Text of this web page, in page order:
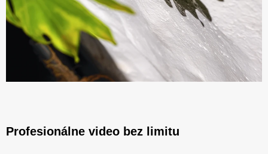
Profesionálne video bez limitu